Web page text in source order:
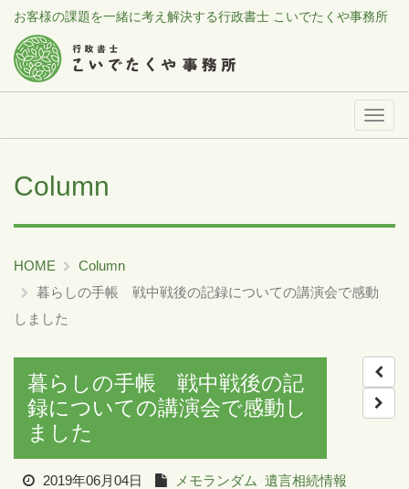
お客様の課題を一緒に考え解決する行政書士 こいでたくや事務所
メ
Column
HOME
Column
暮らしの手帳 戦中戦後の記録についての講演会で感動
しました
暮らしの手帳 戦中戦後の記
録についての講演会で感動し
ました
2019年06月04日 メモランダム 遺言相続情報